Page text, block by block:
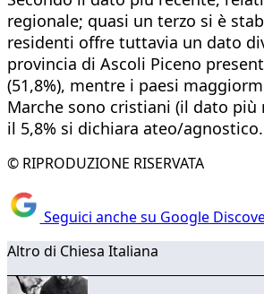
regionale; quasi un terzo si è
residenti offre tuttavia un dato
provincia di Ascoli Piceno
(51,8%), mentre i paesi
Marche sono cristiani (il dato
il 5,8% si dichiara ateo/agnostico.
© RIPRODUZIONE RISERVATA
Seguici anche su Google
Altro di Chiesa Italiana